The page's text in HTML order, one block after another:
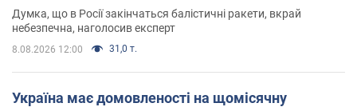
Думка, що в Росії закінчаться балістичні ракети, вкрай
небезпечна, наголосив експерт
8.08.2026 12:00 31,0 т.
Україна має домовленості на щомісячну